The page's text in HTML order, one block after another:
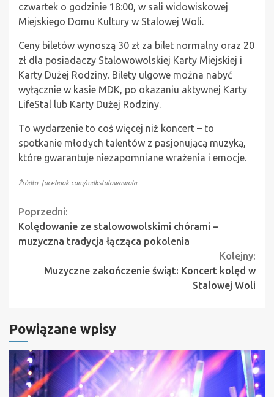
czwartek o godzinie 18:00, w sali widowiskowej
Miejskiego Domu Kultury w Stalowej Woli.
Ceny biletów wynoszą 30 zł za bilet normalny oraz 20
zł dla posiadaczy Stalowowolskiej Karty Miejskiej i
Karty Dużej Rodziny. Bilety ulgowe można nabyć
wyłącznie w kasie MDK, po okazaniu aktywnej Karty
LifeStal lub Karty Dużej Rodziny.
To wydarzenie to coś więcej niż koncert – to
spotkanie młodych talentów z pasjonującą muzyką,
które gwarantuje niezapomniane wrażenia i emocje.
Źródło: facebook.com/mdkstalowawola
Continue
Reading
Poprzedni:
Kolędowanie ze stalowowolskimi chórami –
muzyczna tradycja łącząca pokolenia
Kolejny:
Muzyczne zakończenie świąt: Koncert kolęd w
Stalowej Woli
Powiązane wpisy